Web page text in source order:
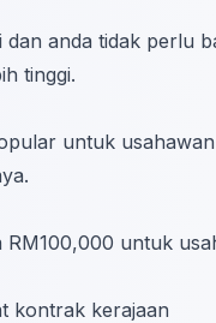
anda tidak perlu
tinggi.
untuk usahawan
RM100,000 untuk
kontrak kerajaan